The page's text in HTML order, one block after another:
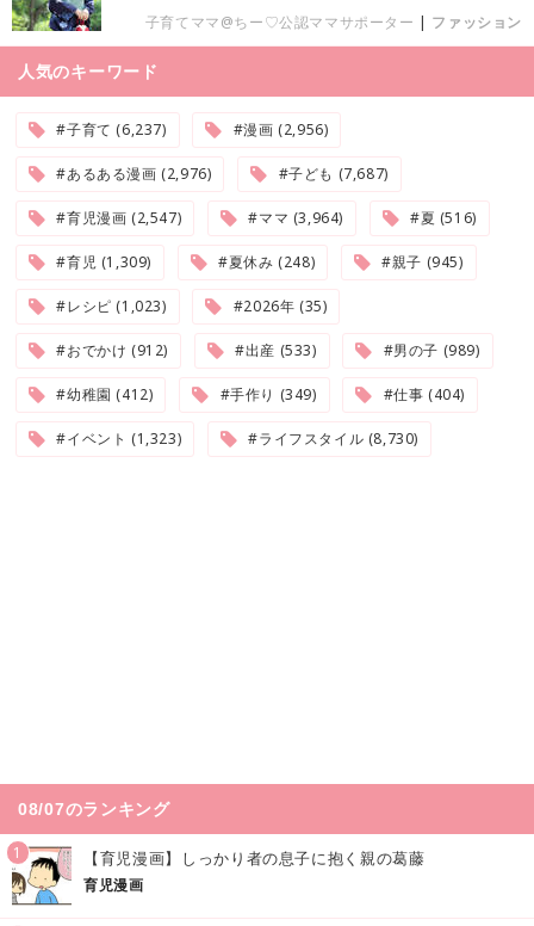
子育てママ@ちー♡公認ママサポーター | ファッション
人気のキーワード
#子育て (6,237) #漫画 (2,956)
#あるある漫画 (2,976) #子ども (7,687)
#育児漫画 (2,547) #ママ (3,964) #夏 (516)
#育児 (1,309) #夏休み (248) #親子 (945)
#レシピ (1,023) #2026年 (35)
#おでかけ (912) #出産 (533) #男の子 (989)
#幼稚園 (412) #手作り (349) #仕事 (404)
#イベント (1,323) #ライフスタイル (8,730)
08/07のランキング
1 【育児漫画】しっかり者の息子に抱く親の葛藤
育児漫画